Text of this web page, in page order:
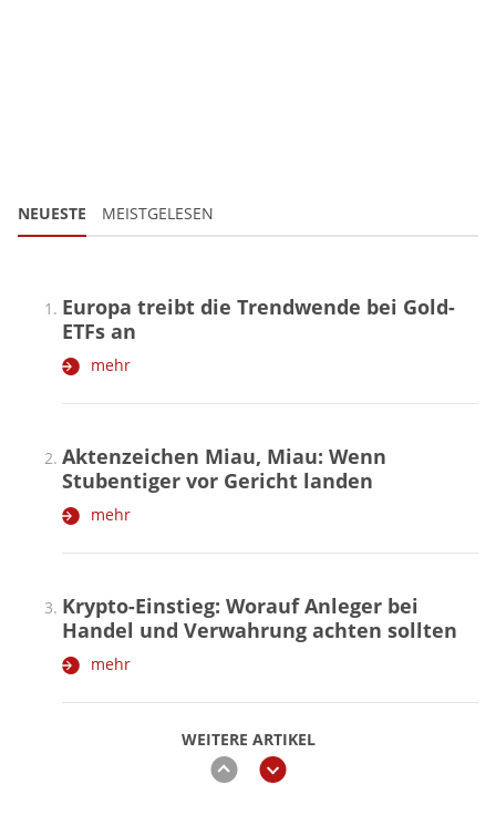
NEUESTE MEISTGELESEN
WEITERE ARTIKEL
zurückweiter
Europa treibt die Trendwende bei Gold-
ETFs an
mehr
Aktenzeichen Miau, Miau: Wenn
Stubentiger vor Gericht landen
mehr
Krypto-Einstieg: Worauf Anleger bei
Handel und Verwahrung achten sollten
mehr